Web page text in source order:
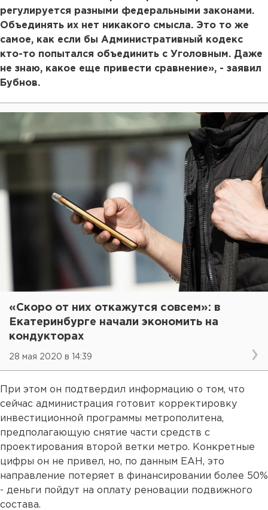
регулируется разными федеральными законами.
Объединять их нет никакого смысла. Это то же
самое, как если бы Административный кодекс
кто-то попытался объединить с Уголовным. Даже
не знаю, какое еще привести сравнение», - заявил
Бубнов.
«Скоро от них откажутся совсем»: в
Екатеринбурге начали экономить на
кондукторах
28 мая 2020 в 14:39
При этом он подтвердил информацию о том, что
сейчас администрация готовит корректировку
инвестиционной программы метрополитена,
предполагающую снятие части средств с
проектирования второй ветки метро. Конкретные
цифры он не привел, но, по данным ЕАН, это
направление потеряет в финансировании более 50%
- деньги пойдут на оплату реновации подвижного
состава.